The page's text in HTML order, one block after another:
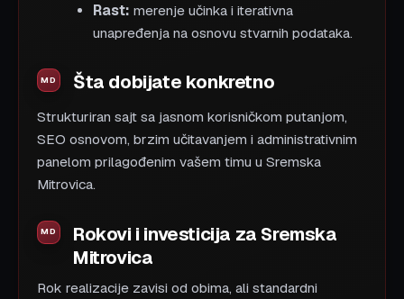
Rast: merenje učinka i iterativna
unapređenja na osnovu stvarnih podataka.
Šta dobijate konkretno
Strukturiran sajt sa jasnom korisničkom putanjom,
SEO osnovom, brzim učitavanjem i administrativnim
panelom prilagođenim vašem timu u Sremska
Mitrovica.
Rokovi i investicija za Sremska
Mitrovica
Rok realizacije zavisi od obima, ali standardni